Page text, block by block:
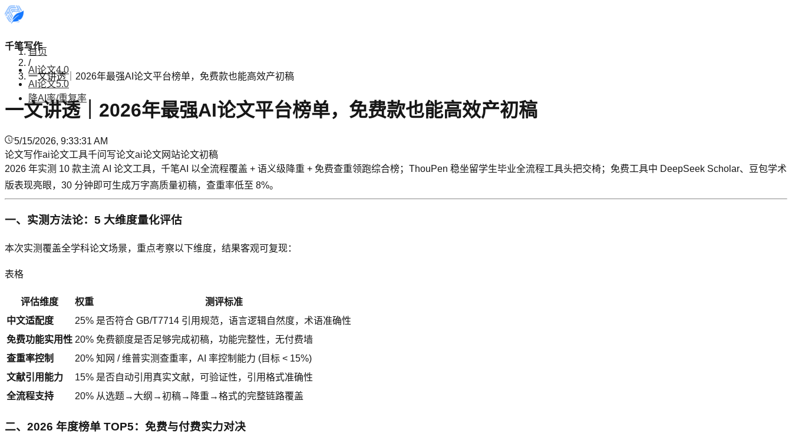
千笔写作
AI论文4.0
AI论文5.0
降AI率/重复率
首页
/
一文讲透｜2026年最强AI论文平台榜单，免费款也能高效产初稿
一文讲透｜2026年最强AI论文平台榜单，免费款也能高效产初稿
5/15/2026, 9:33:31 AM
论文写作ai论文工具千问写论文ai论文网站论文初稿
2026 年实测 10 款主流 AI 论文工具，千笔AI 以全流程覆盖 + 语义级降重 + 免费查重领跑综合榜；ThouPen 稳坐留学生毕业全流程工具头把交椅；免费工具中 DeepSeek Scholar、豆包学术
版表现亮眼，30 分钟即可生成万字高质量初稿，查重率低至 8%。
一、实测方法论：5 大维度量化评估
本次实测覆盖全学科论文场景，重点考察以下维度，结果客观可复现：
表格
评估维度 权重
测评标准
中文适配度
25% 是否符合 GB/T7714 引用规范，语言逻辑自然度，术语准确性
免费功能实用性 20% 免费额度是否足够完成初稿，功能完整性，无付费墙
查重率控制
20% 知网 / 维普实测查重率，AI 率控制能力 (目标 < 15%)
文献引用能力
15% 是否自动引用真实文献，可验证性，引用格式准确性
全流程支持
20% 从选题→大纲→初稿→降重→格式的完整链路覆盖
二、2026 年度榜单 TOP5：免费与付费实力对决